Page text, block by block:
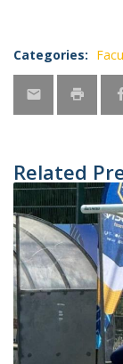
Categories:
Related